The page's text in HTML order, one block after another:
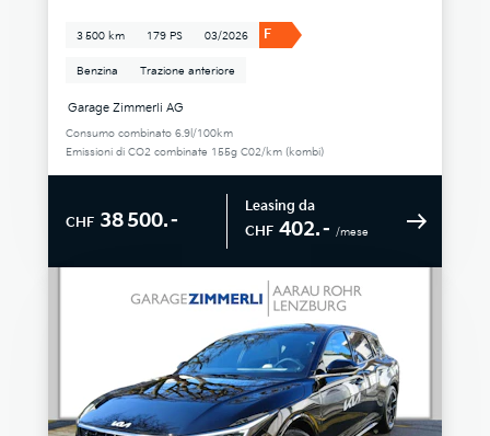
3 500 km 179 PS 03/2026 F
Benzina Trazione anteriore
Garage Zimmerli AG
Consumo combinato 6.9l/100km
Emissioni di CO2 combinate 155g C02/km (kombi)
CHF 38 500.–
Leasing da
CHF 402.– /mese